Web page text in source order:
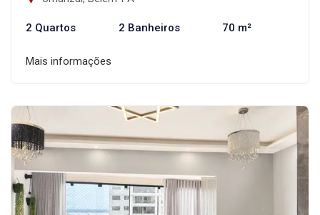
2 Quartos 2 Banheiros 70 m²
Mais informações